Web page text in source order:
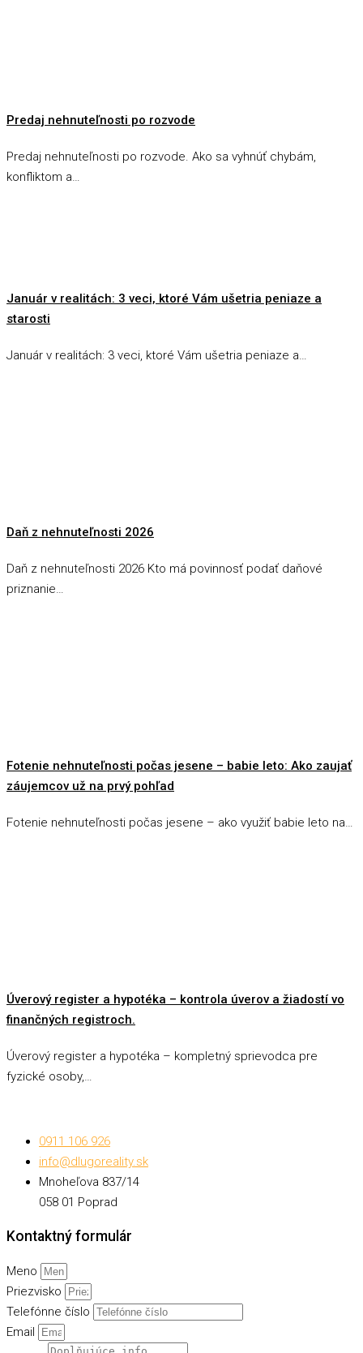
Predaj nehnuteľnosti po rozvode
Predaj nehnuteľnosti po rozvode. Ako sa vyhnúť chybám,
konfliktom a…
Január v realitách: 3 veci, ktoré Vám ušetria peniaze a
starosti
Január v realitách: 3 veci, ktoré Vám ušetria peniaze a…
Daň z nehnuteľnosti 2026
Daň z nehnuteľnosti 2026 Kto má povinnosť podať daňové
priznanie…
Fotenie nehnuteľnosti počas jesene – babie leto: Ako zaujať
záujemcov už na prvý pohľad
Fotenie nehnuteľnosti počas jesene – ako využiť babie leto na…
Úverový register a hypotéka – kontrola úverov a žiadostí vo
finančných registroch.
Úverový register a hypotéka – kompletný sprievodca pre
fyzické osoby,…
0911 106 926
info@dlugoreality.sk
Mnoheľova 837/14
058 01 Poprad
Kontaktný formulár
Meno
Priezvisko
Telefónne číslo
Email